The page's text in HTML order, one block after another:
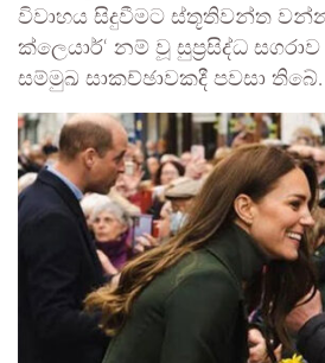
විවාහය සිදුවීමට ස්තූතිවන්ත
ක්ලෙයාර්‘ නම් වූ සුප්‍රසිද්ධ
සම්මුඛ සාකච්ඡාවකදී පවසා තිබේ.